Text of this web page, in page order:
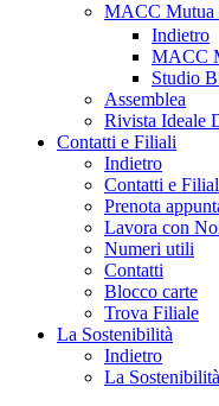
MACC Mutua
Indietro
MACC
Studio
Assemblea
Rivista Ideale
Contatti e Filiali
Indietro
Contatti e
Prenota
Lavora con
Numeri utili
Contatti
Blocco carte
Trova Filiale
La Sostenibilità
Indietro
La Sostenibilità